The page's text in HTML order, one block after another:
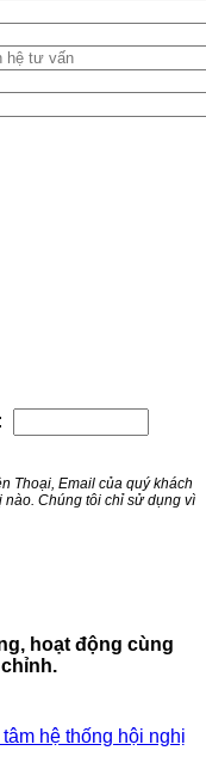
Thoại, Email của quý khách
Chúng tôi chỉ sử dụng vì
hoạt động cùng
hệ thống hội nghị